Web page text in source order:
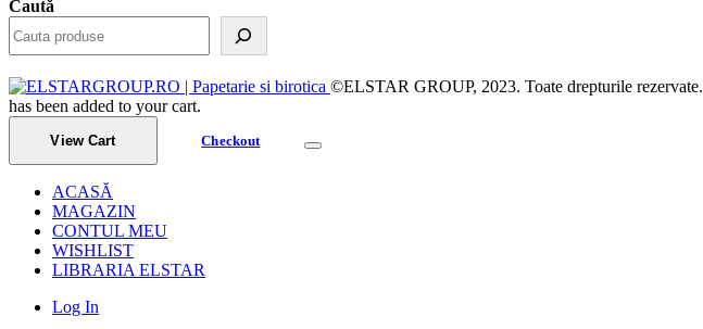
Caută
©ELSTAR GROUP, 2023. Toate drepturile rezervate.
has been added to your cart.
View Cart Checkout
ACASĂ
MAGAZIN
CONTUL MEU
WISHLIST
LIBRARIA ELSTAR
Log In